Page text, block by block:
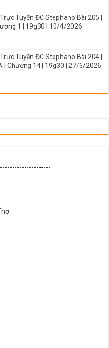
Tuyến ĐC Stephano Bài 205 |
1 | 19g30 | 10/4/2026
Tuyến ĐC Stephano Bài 204 |
I Chương 14 | 19g30 | 27/3/2026